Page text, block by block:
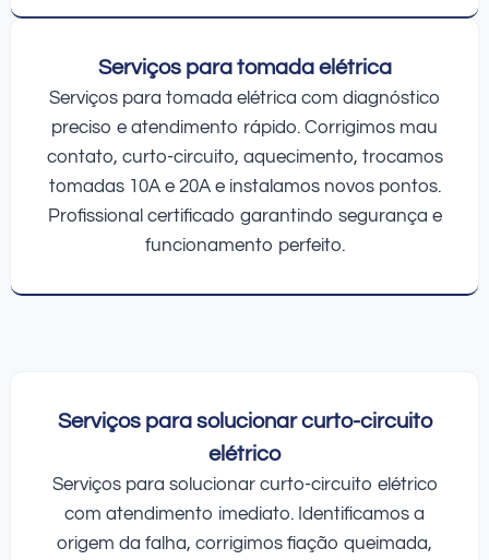
Serviços para tomada elétrica
Serviços para tomada elétrica com diagnóstico
preciso e atendimento rápido. Corrigimos mau
contato, curto-circuito, aquecimento, trocamos
tomadas 10A e 20A e instalamos novos pontos.
Profissional certificado garantindo segurança e
funcionamento perfeito.
Serviços para solucionar curto-circuito
elétrico
Serviços para solucionar curto-circuito elétrico
com atendimento imediato. Identificamos a
origem da falha, corrigimos fiação queimada,